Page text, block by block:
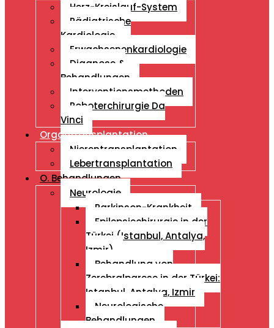
Herz-Kreislauf-System
Pädiatrische
Kardiologie
Erwachsenenkardiologie
Diagnose &
Behandlungen
Interventionsmethoden
Roboterchirurgie Da
Vinci
Organtransplantation
Nierentransplantation
Lebertransplantation
O. Behandlungen
Neurologie
Parkinson-Krankheit
Epilepsiechirurgie in der
Türkei (Istanbul, Antalya,
Izmir)
Behandlung von
Zerebralparese in der Türkei:
Istanbul, Antalya, Izmir
Neurologische
Behandlungen